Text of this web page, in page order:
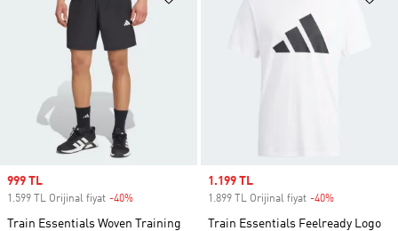
Sale price
999 TL
1.599 TL Orijinal fiyat -40%
Train Essentials Woven Training
Sale price
1.199 TL
1.899 TL Orijinal fiyat -40%
Train Essentials Feelready Logo